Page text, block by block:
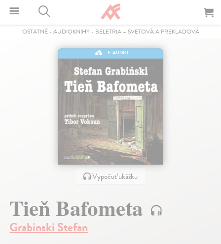
OSTATNÉ- AUDIOKNIHY- BELETRIA – SVETOVÁ A PREKLADOVÁ
E-AUDIO
Vypočuť ukážku
Tieň Bafometa
Grabinski Stefan